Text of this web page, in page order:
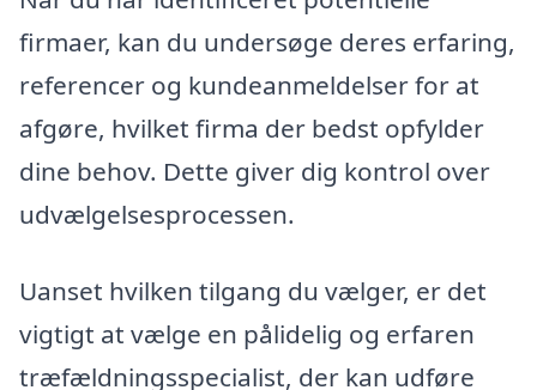
firmaer, kan du undersøge deres erfaring,
referencer og kundeanmeldelser for at
afgøre, hvilket firma der bedst opfylder
dine behov. Dette giver dig kontrol over
udvælgelsesprocessen.
Uanset hvilken tilgang du vælger, er det
vigtigt at vælge en pålidelig og erfaren
træfældningsspecialist, der kan udføre